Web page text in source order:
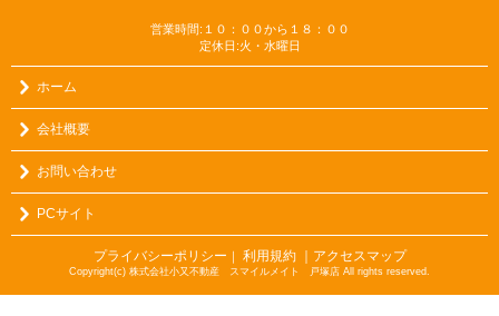
営業時間:１０：００から１８：００
定休日:火・水曜日
ホーム
会社概要
お問い合わせ
PCサイト
プライバシーポリシー ｜ 利用規約 ｜アクセスマップ
Copyright(c) 株式会社小又不動産 スマイルメイト 戸塚店 All rights reserved.